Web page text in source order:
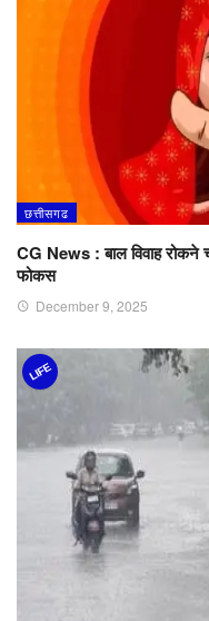
छत्तीसगढ
CG News : बाल विवाह रोकने
फोकस
December 9, 2025
LIFE